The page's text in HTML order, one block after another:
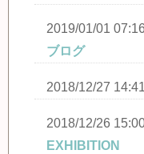
2019/01/01
ブログ
2018/12/27
2018/12/26
EXHIBITION